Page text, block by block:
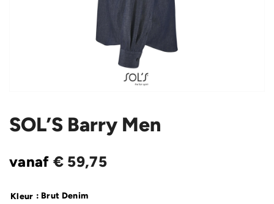
SOL’S Barry Men
vanaf € 59,75
Kleur : Brut Denim